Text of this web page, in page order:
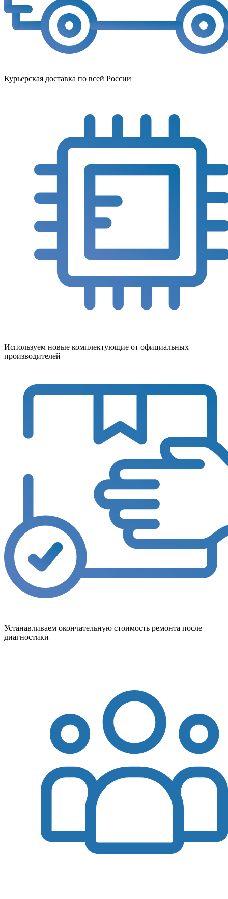
Курьерская доставка по всей России
Используем новые комплектующие от официальных
производителей
Устанавливаем окончательную стоимость ремонта после
диагностики